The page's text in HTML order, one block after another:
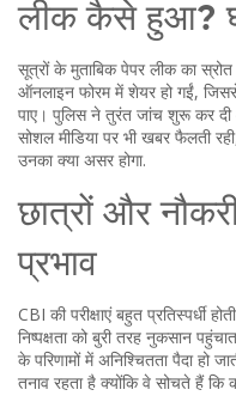
लीक कैसे हुआ?
सूत्रों के मुताबिक पेपर लीक का
ऑनलाइन फोरम में शेयर हो गईं, जिससे
पाए। पुलिस ने तुरंत जांच शुरू कर दी
सोशल मीडिया पर भी खबर फैलती
उनका क्या असर होगा.
छात्रों और
प्रभाव
CBI की परीक्षाएं बहुत प्रतिस्पर्धी
निष्पक्षता को बुरी तरह नुकसान
के परिणामों में अनिश्चितता पैदा हो
तनाव रहता है क्योंकि वे सोचते हैं कि